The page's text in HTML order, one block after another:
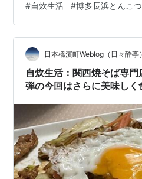
になる。
ように豚肉と長ネギ、紅生姜
ートコーンが冷蔵庫にあった
ルタイ謹製の棒ラーメンなの
ッピングする材料などは慌て
#自炊生活 #博多長浜とんこ
日本橋濱町Weblog（日々酔亭）
自炊生活：関西焼そば専
弾の今回はさらに美味しく